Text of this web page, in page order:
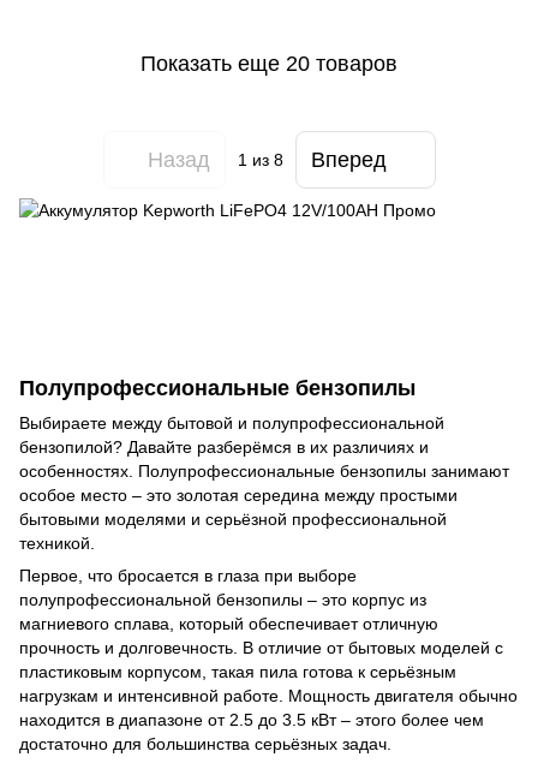
Показать еще 20 товаров
Назад 1 из 8 Вперед
Полупрофессиональные бензопилы
Выбираете между бытовой и полупрофессиональной
бензопилой? Давайте разберёмся в их различиях и
особенностях. Полупрофессиональные бензопилы занимают
особое место – это золотая середина между простыми
бытовыми моделями и серьёзной профессиональной
техникой.
Первое, что бросается в глаза при выборе
полупрофессиональной бензопилы – это корпус из
магниевого сплава, который обеспечивает отличную
прочность и долговечность. В отличие от бытовых моделей с
пластиковым корпусом, такая пила готова к серьёзным
нагрузкам и интенсивной работе. Мощность двигателя обычно
находится в диапазоне от 2.5 до 3.5 кВт – этого более чем
достаточно для большинства серьёзных задач.